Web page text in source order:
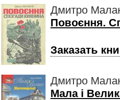
Дмитро
Повоєння.
Заказать
Дмитро
Мала і